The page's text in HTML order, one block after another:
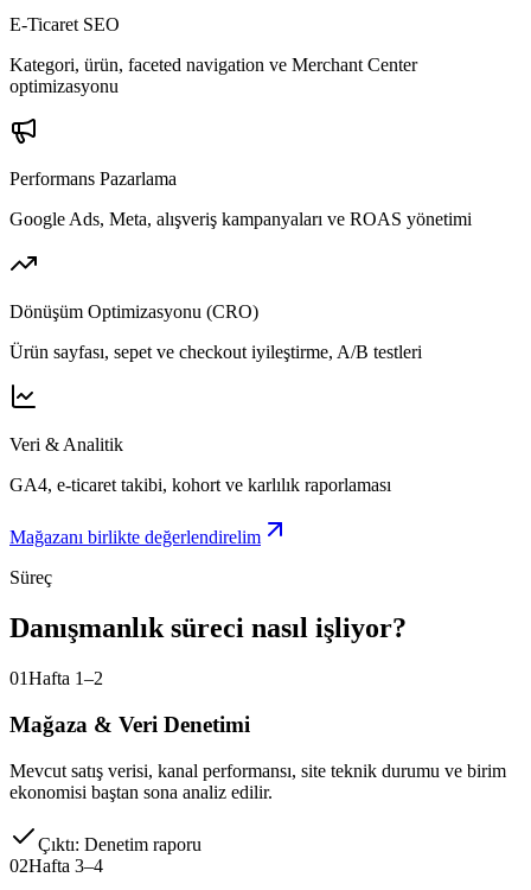
E-Ticaret SEO
Kategori, ürün, faceted navigation ve Merchant Center
optimizasyonu
Performans Pazarlama
Google Ads, Meta, alışveriş kampanyaları ve ROAS yönetimi
Dönüşüm Optimizasyonu (CRO)
Ürün sayfası, sepet ve checkout iyileştirme, A/B testleri
Veri & Analitik
GA4, e-ticaret takibi, kohort ve karlılık raporlaması
Mağazanı birlikte değerlendirelim
Süreç
Danışmanlık süreci nasıl işliyor?
01Hafta 1–2
Mağaza & Veri Denetimi
Mevcut satış verisi, kanal performansı, site teknik durumu ve birim
ekonomisi baştan sona analiz edilir.
Çıktı: Denetim raporu
02Hafta 3–4